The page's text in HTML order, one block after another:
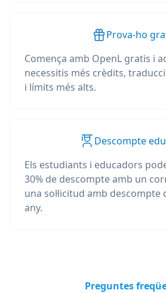
Prova-ho
Comença amb OpenL gratis i
necessitis més crèdits,
i límits més alts.
Descompte
Els estudiants i educadors
30% de descompte amb un
una sol·licitud amb descompte
any.
Preguntes